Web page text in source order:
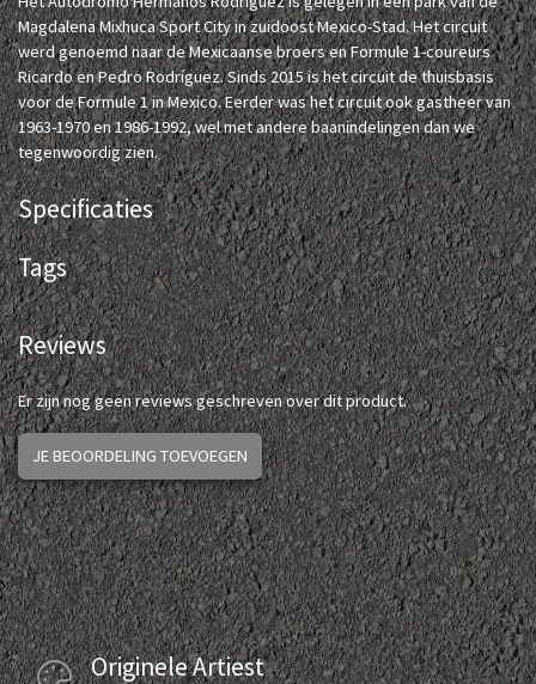
Magdalena Mixhuca Sport City in zuidoost Mexico-Stad. Het circuit
werd genoemd naar de Mexicaanse broers en Formule 1-coureurs
Ricardo en Pedro Rodríguez. Sinds 2015 is het circuit de thuisbasis
voor de Formule 1 in Mexico. Eerder was het circuit ook gastheer van
1963-1970 en 1986-1992, wel met andere baanindelingen dan we
tegenwoordig zien.
Specificaties
Tags
Reviews
Er zijn nog geen reviews geschreven over dit product.
JE BEOORDELING TOEVOEGEN
Originele Artiest